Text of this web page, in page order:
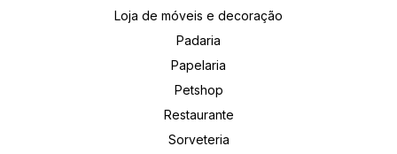
Loja de móveis e decoração
Padaria
Papelaria
Petshop
Restaurante
Sorveteria